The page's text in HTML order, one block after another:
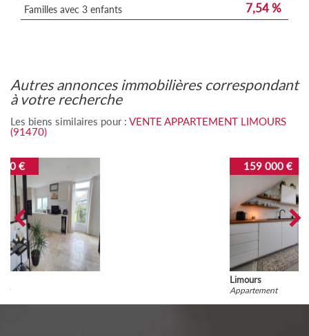
Familles avec 3 enfants 7,54 %
autres annonces immobilières correspondant
à votre recherche
Les biens similaires pour : VENTE APPARTEMENT LIMOURS
(91470)